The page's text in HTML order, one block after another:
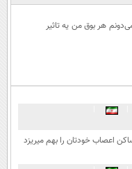
هر بوق من یه تاثیر
اعصاب خودتان را بهم میریزد